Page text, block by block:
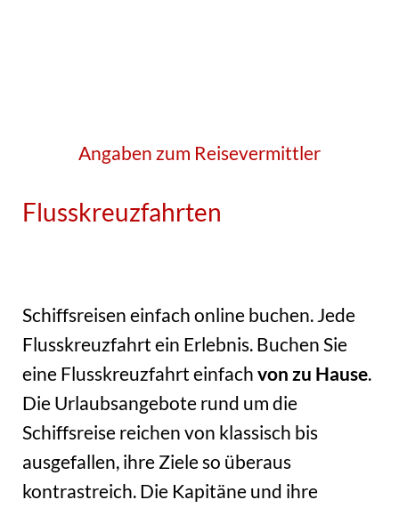
Angaben zum Reisevermittler
Flusskreuzfahrten
Schiffsreisen einfach online buchen. Jede
Flusskreuzfahrt ein Erlebnis. Buchen Sie
eine Flusskreuzfahrt einfachvon zu Hause.
Die Urlaubsangebote rund um die
Schiffsreise reichen von klassisch bis
ausgefallen, ihre Ziele so überaus
kontrastreich. Die Kapitäne und ihre